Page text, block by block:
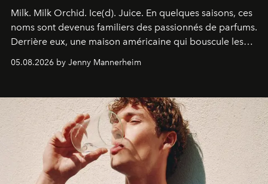
Milk. Milk Orchid. Ice(d). Juice. En quelques saisons, ces
noms sont devenus familiers des passionnés de parfums.
Derrière eux, une maison américaine qui bouscule les
codes de la parfumerie contemporaine en proposant
une approche aussi intuitive que personnelle :
05.08.2026 by Jenny Mannerheim